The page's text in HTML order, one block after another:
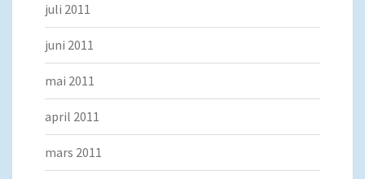
juli 2011
juni 2011
mai 2011
april 2011
mars 2011